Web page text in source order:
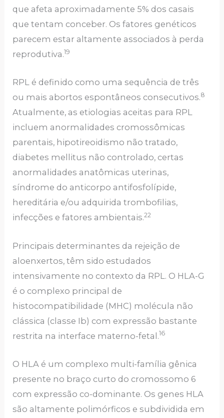
que afeta aproximadamente 5% dos casais
que tentam conceber. Os fatores genéticos
parecem estar altamente associados à perda
reprodutiva.19
RPL é definido como uma sequência de três
ou mais abortos espontâneos consecutivos.8
Atualmente, as etiologias aceitas para RPL
incluem anormalidades cromossômicas
parentais, hipotireoidismo não tratado,
diabetes mellitus não controlado, certas
anormalidades anatômicas uterinas,
síndrome do anticorpo antifosfolípide,
hereditária e/ou adquirida trombofilias,
infecções e fatores ambientais.22
Principais determinantes da rejeição de
aloenxertos, têm sido estudados
intensivamente no contexto da RPL. O HLA-G
é o complexo principal de
histocompatibilidade (MHC) molécula não
clássica (classe Ib) com expressão bastante
restrita na interface materno-fetal.16
O HLA é um complexo multi-família gênica
presente no braço curto do cromossomo 6
com expressão co-dominante. Os genes HLA
são altamente polimórficos e subdividida em